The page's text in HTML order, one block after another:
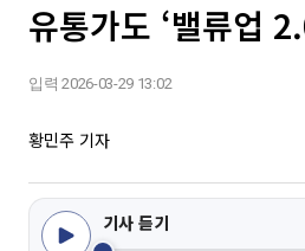
유통가도 ‘밸류업
입력 2026-03-29 13:02
황민주 기자
기사 듣기